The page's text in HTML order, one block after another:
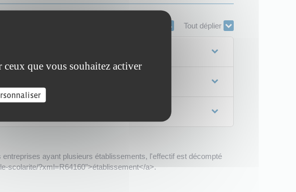
Tout déplier
?
ayant plusieurs établissements, l'effectif est décompté
scolarite/?xml=R64160">établissement</a>.
que vous souhaitez activer